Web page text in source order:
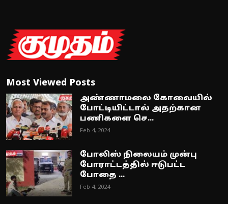
Most Viewed Posts
அண்ணாமலை கோவையில்
போட்டியிட்டால் அதற்கான
பணிகளை செ...
Feb 4, 2024
போலிஸ் நிலையம் முன்பு
போராட்டத்தில் ஈடுபட்ட
போதை ...
Feb 4, 2024